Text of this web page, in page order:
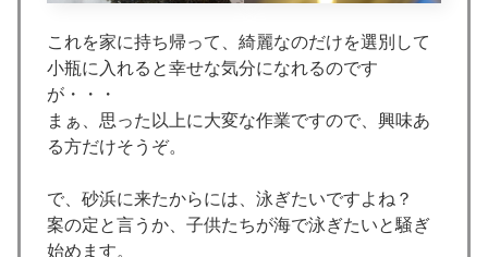
これを家に持ち帰って、綺麗なのだけを選別して
小瓶に入れると幸せな気分になれるのです
が・・・
まぁ、思った以上に大変な作業ですので、興味あ
る方だけそうぞ。
で、砂浜に来たからには、泳ぎたいですよね？
案の定と言うか、子供たちが海で泳ぎたいと騒ぎ
始めます。